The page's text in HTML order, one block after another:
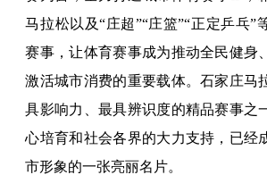
马拉松以及“庄超”“庄篮”“正定乒乓”
赛事，让体育赛事成为推动全民健身
激活城市消费的重要载体。石家庄马
具影响力、最具辨识度的精品赛事之
心培育和社会各界的大力支持，已经
市形象的一张亮丽名片。